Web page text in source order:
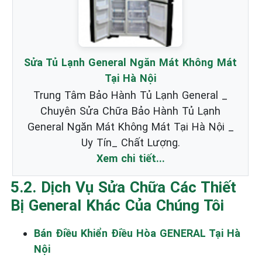
Sửa Tủ Lạnh General Ngăn Mát Không Mát
Tại Hà Nội
Trung Tâm Bảo Hành Tủ Lạnh General _
Chuyên Sửa Chữa Bảo Hành Tủ Lạnh
General Ngăn Mát Không Mát Tại Hà Nội _
Uy Tín_ Chất Lượng.
Xem chi tiết...
5.2. Dịch Vụ Sửa Chữa Các Thiết
Bị General Khác Của Chúng Tôi
Bán Điều Khiển Điều Hòa GENERAL Tại Hà
Nội